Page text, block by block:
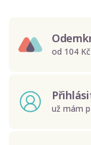
od 104
už mám